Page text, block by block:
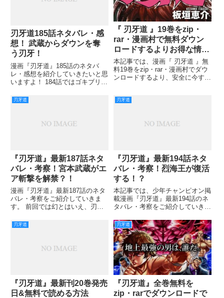
刃牙道185話ネタバレ・感
想！ 武蔵からダウンを奪
う刃牙！
漫画『刃牙道』185話のネタバ
レ・感想を紹介していきたいと思
いますよ！ 184話ではゴキブリ拳
と刃牙は金的していたようです
で 、下から蹴られてた
『 刃牙道 』19巻をzip・
rar・漫画村で無料ダウン
ロードするよりお得な情
報！
本記事では、漫画『 刃牙道 』無
料19巻をzip・rar・漫画村でダウ
ンロードするより、安全に今すぐ
は、宮本武蔵VS花山薫といった
刃牙道
『刃牙道』最新187話ネタ
バレ・考察！宮本武蔵がエ
ア斬撃を解禁？！
漫画『刃牙道』最新187話のネタ
バレ・考察をご紹介していきま
す。 前回では幻とはいえ、刃牙
して、斬られたと身体が判断した
ましたね！！ そして、第187
刃牙道
『刃牙道』最新194話ネタ
バレ・考察！烈海王が復活
する！？
本記事では、少年チャンピオン掲
載漫画『刃牙道』最新194話のネ
タバレ・考察をご紹介していきま
で斬りかかる刃牙。 しかし、武
蔵の命を奪ったのは刃牙ではな
く、徳川寒子でした。 この世に
武蔵を呼び出した人間が、武蔵を
刃牙道
『刃牙道』最新刊20巻発売
日&無料で読める方法
刃牙道
『刃牙道』全巻無料を
zip・rarでダウンロードで